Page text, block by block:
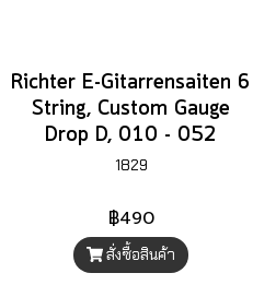
Richter E-Gitarrensaiten 6
String, Custom Gauge
Drop D, 010 - 052
1829
฿490
สั่งซื้อสินค้า